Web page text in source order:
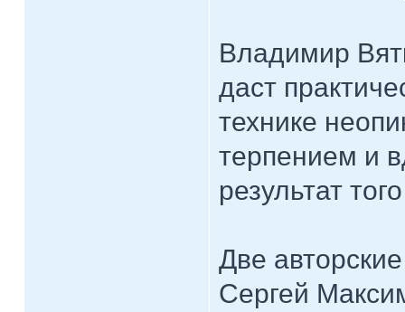
Владимир
даст
технике
терпением и
результат
Две
Сергей